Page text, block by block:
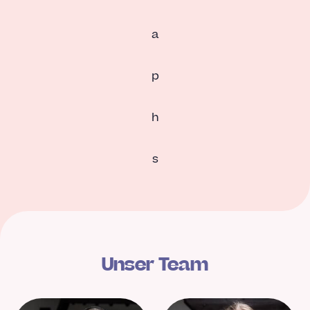
a
p
h
s
Unser Team